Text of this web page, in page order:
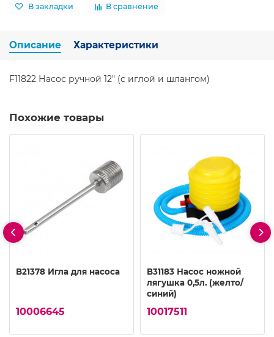
В закладки В сравнение
Описание Характеристики
F11822 Насос ручной 12" (с иглой и шлангом)
Похожие товары
B21378 Игла для насоса
10006645
B31183 Насос ножной
лягушка 0,5л. (желто/
синий)
10017511